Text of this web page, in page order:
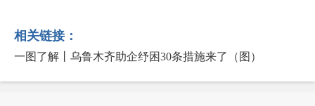
相关链接：
一图了解丨乌鲁木齐助企纾困30条措施来了（图）